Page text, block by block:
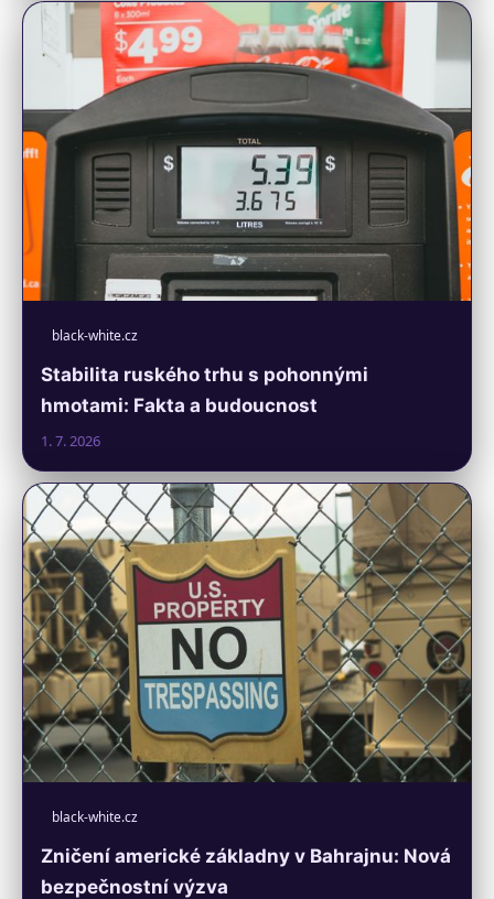
black-white.cz
Stabilita ruského trhu s pohonnými
hmotami: Fakta a budoucnost
1. 7. 2026
black-white.cz
Zničení americké základny v Bahrajnu: Nová
bezpečnostní výzva